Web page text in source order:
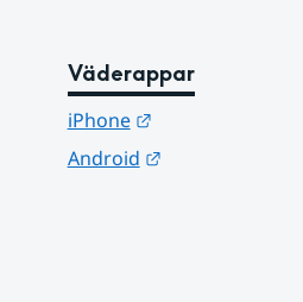
Väderappar
iPhone
Länk till annan
Android
Länk till annan